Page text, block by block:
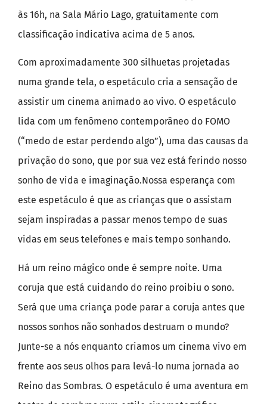
às 16h, na Sala Mário Lago, gratuitamente com
classificação indicativa acima de 5 anos.
Com aproximadamente 300 silhuetas projetadas
numa grande tela, o espetáculo cria a sensação de
assistir um cinema animado ao vivo. O espetáculo
lida com um fenômeno contemporâneo do FOMO
(“medo de estar perdendo algo”), uma das causas da
privação do sono, que por sua vez está ferindo nosso
sonho de vida e imaginação.Nossa esperança com
este espetáculo é que as crianças que o assistam
sejam inspiradas a passar menos tempo de suas
vidas em seus telefones e mais tempo sonhando.
Há um reino mágico onde é sempre noite. Uma
coruja que está cuidando do reino proibiu o sono.
Será que uma criança pode parar a coruja antes que
nossos sonhos não sonhados destruam o mundo?
Junte-se a nós enquanto criamos um cinema vivo em
frente aos seus olhos para levá-lo numa jornada ao
Reino das Sombras. O espetáculo é uma aventura em